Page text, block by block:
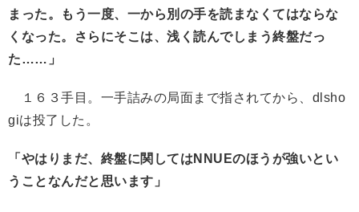
まった。もう一度、一から別の手を読まなくてはならな
くなった。さらにそこは、浅く読んでしまう終盤だっ
た……」
１６３手目。一手詰みの局面まで指されてから、dlsho
giは投了した。
「やはりまだ、終盤に関してはNNUEのほうが強いとい
うことなんだと思います」